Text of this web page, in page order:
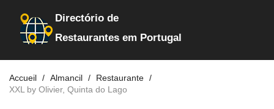
Directório de
Restaurantes em Portugal
Accueil Almancil
Restaurante
XXL by Olivier, Quinta do Lago